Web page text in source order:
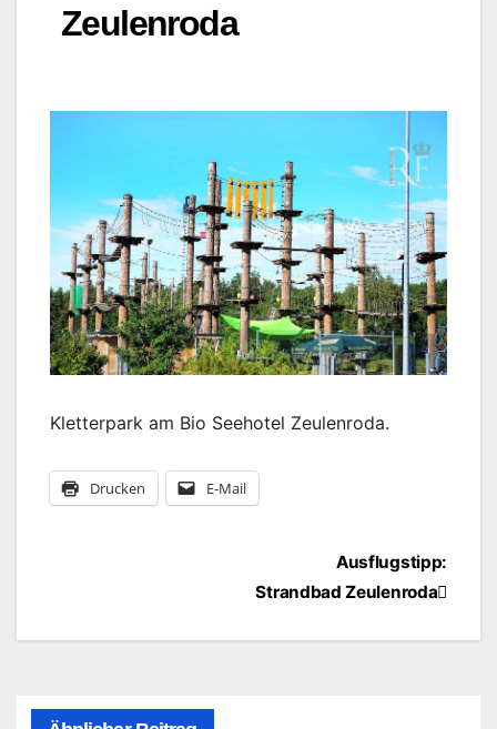
Zeulenroda
Kletterpark am Bio Seehotel Zeulenroda.
Drucken E-Mail
BeitragsnavigationAusflugstipp:
Strandbad Zeulenroda